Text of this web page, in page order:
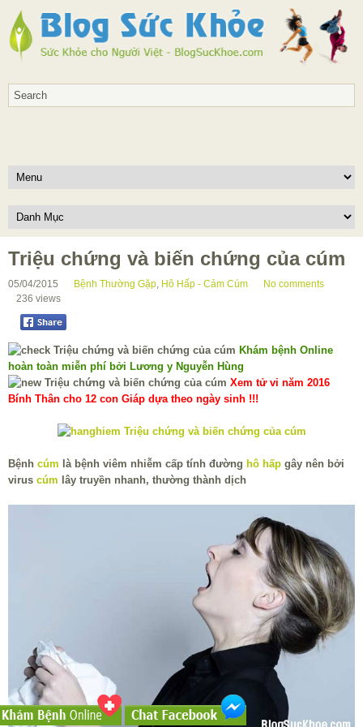
Triệu chứng và biến chứng của cúm
05/04/2015 Bệnh Thường Gặp, Hô Hấp - Cảm Cúm
No comments
236 views
Khám bệnh Online
hoàn toàn miễn phí bởi Lương y Nguyễn Hùng
Xem tử vi năm 2016
Bính Thân cho 12 con Giáp dựa theo ngày sinh !!!
Bệnh cúm là bệnh viêm nhiễm cấp tính đường hô hấp gây nên bởi
virus cúm lây truyền nhanh, thường thành dịch